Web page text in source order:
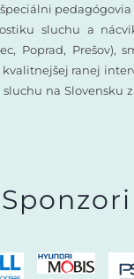
sluchu a
Poprad, Prešov),
kvalitnejšej ranej
na Slovensku
Sponzori